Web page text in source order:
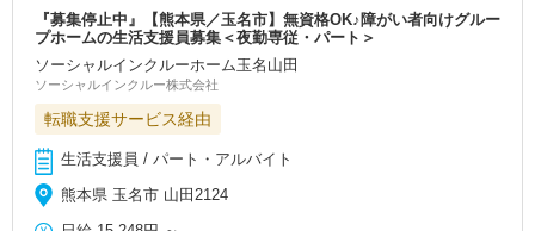
『募集停止中』【熊本県／玉名市】無資格OK♪障がい者向けグルー
プホームの生活支援員募集＜夜勤専従・パート＞
ソーシャルインクルーホーム玉名山田
ソーシャルインクルー株式会社
転職支援サービス経由
生活支援員 / パート・アルバイト
熊本県 玉名市 山田2124